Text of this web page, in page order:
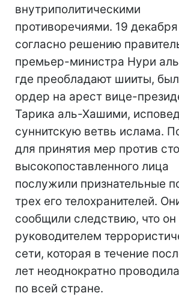
внутриполитическими
противоречиями. 19 декабря
согласно решению
премьер-министра Нури
где преобладают шииты,
ордер на арест вице-
Тарика аль-Хашими,
суннитскую ветвь ислама.
для принятия мер против
высокопоставленного лица
послужили признательные
трех его телохранителей.
сообщили следствию, что он
руководителем
сети, которая в течение
лет неоднократно
по всей стране.